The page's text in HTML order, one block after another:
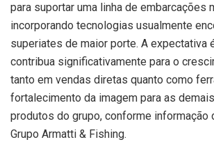
para suportar uma linha de embarcações
incorporando tecnologias usualmente
superiates de maior porte. A expectativa
contribua significativamente para o
tanto em vendas diretas quanto como
fortalecimento da imagem para as
produtos do grupo, conforme informação
Grupo Armatti & Fishing.